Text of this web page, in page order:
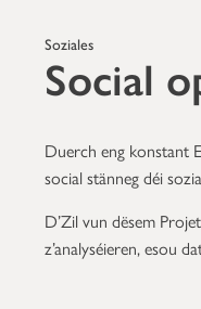
Soziales
Social
Duerch eng konstant
social stänneg déi
D’Zil vun dësem
z’analyséieren, esou